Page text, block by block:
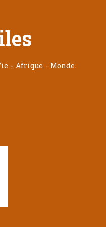
- Afrique - Monde.